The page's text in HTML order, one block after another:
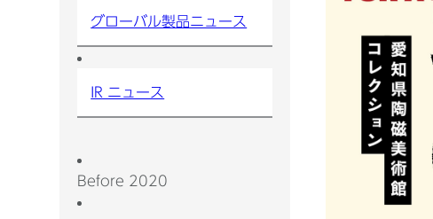
グローバル製品ニュース
IR ニュース
Before 2020